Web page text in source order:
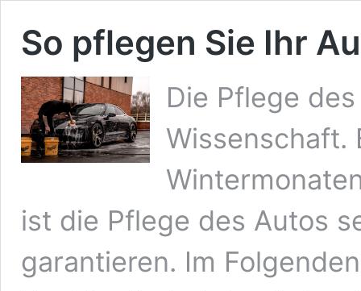
So pflegen Sie Ihr
Die Pflege
Wissenschaft.
ist die Pflege des Autos
garantieren. Im